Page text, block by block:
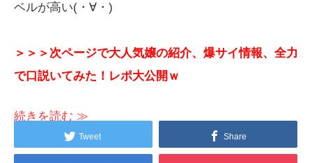
ベルが高い(・∀・)
＞＞＞次ページで大人気嬢の紹介、爆サイ情報、全力
で口説いてみた！レポ大公開ｗ
続きを読む ≫
Tweet Share